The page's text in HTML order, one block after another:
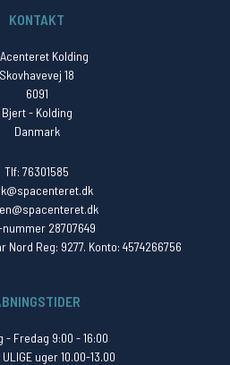
KONTAKT
Kolding
Skovhavevej 18
6091
Bjert - Kolding
Danmark
Tlf: 76301585
nummer 28707649
Reg: 9277. Konto: 4574266756
- Fredag 9:00 - 16:00
uger 10.00-13.00